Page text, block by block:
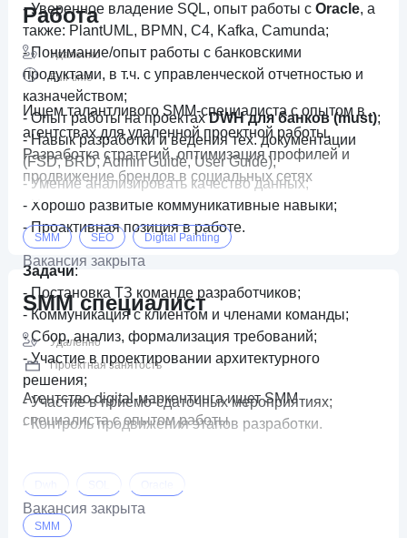
- Уверенное владение SQL, опыт работы с Oracle, а
также: PlantUML, BPMN, C4, Kafka, Camunda;
- Понимание/опыт работы с банковскими
продуктами, в т.ч. с управленческой отчетностью и
казначейством;
- Опыт работы на проектахDWH для банков (must);
- Навык разработки и ведения тех. документации
(FSD, BRD, Admin Guide, User Guide);
- Умение анализировать качество данных;
- Хорошо развитые коммуникативные навыки;
- Проактивная позиция в работе.
Задачи:
- Постановка ТЗ команде разработчиков;
- Коммуникация с клиентом и членами команды;
- Сбор, анализ, формализация требований;
- Участие в проектировании архитектурного
решения;
- Участие в приемо-сдаточных мероприятиях;
- Контроль продвижения этапов разработки.
Вакансия закрыта
Работа
Удаленно
Full-time
Ищем талантливого SMM-специалиста с опытом в
агентствах для удаленной проектной работы.
Разработка стратегий, оптимизация профилей и
продвижение брендов в социальных сетях
SMM SEO Digital Painting
Вакансия закрыта
SMM специалист
Удаленно
Проектная занятость
Агентство digital-маркентинга ищет SMM
специалиста с опытом работы
SMM